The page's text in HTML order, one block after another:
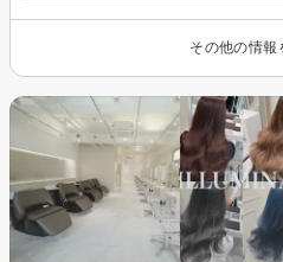
その他の情報